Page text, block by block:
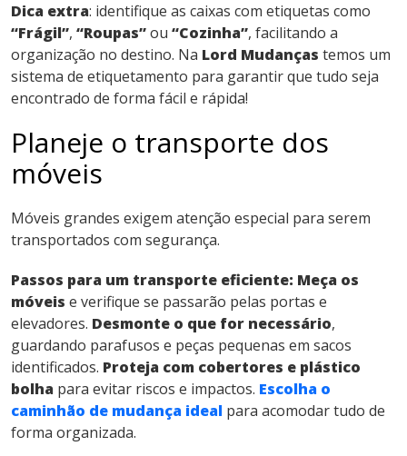
Dica extra: identifique as caixas com etiquetas como
“Frágil”, “Roupas”ou “Cozinha”, facilitando a
organização no destino. Na Lord Mudanças temos um
sistema de etiquetamento para garantir que tudo seja
encontrado de forma fácil e rápida!
Planeje o transporte dos
móveis
Móveis grandes exigem atenção especial para serem
transportados com segurança.
Passos para um transporte eficiente: Meça os
móveis e verifique se passarão pelas portas e
elevadores. Desmonte o que for necessário,
guardando parafusos e peças pequenas em sacos
identificados. Proteja com cobertores e plástico
bolha para evitar riscos e impactos. Escolha o
caminhão de mudança ideal para acomodar tudo de
forma organizada.